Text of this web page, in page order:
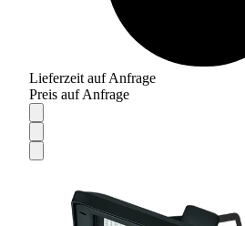
Lieferzeit auf Anfrage
Preis auf Anfrage